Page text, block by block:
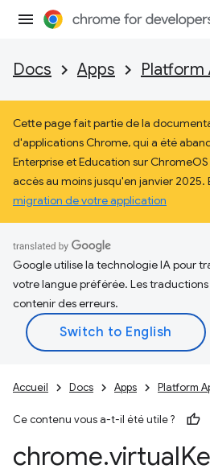
Docs Apps Platform
Cette page fait partie de la
d'applications Chrome, qui a été
Enterprise et Education sur
accès au moins jusqu'en janvier 2025.
migration de votre application
Google utilise la technologie IA pour
votre langue préférée. Les
contenir des erreurs.
Accueil Docs Apps Platform
Ce contenu vous a-t-il été utile ?
chrome.virtual